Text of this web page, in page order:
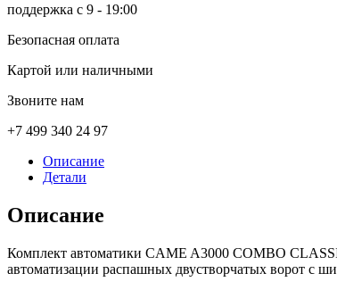
поддержка с 9 - 19:00
Безопасная оплата
Картой или наличными
Звоните нам
+7 499 340 24 97
Описание
Детали
Описание
Комплект автоматики CAME A3000 COMBO
автоматизации распашных двустворчатых ворот с